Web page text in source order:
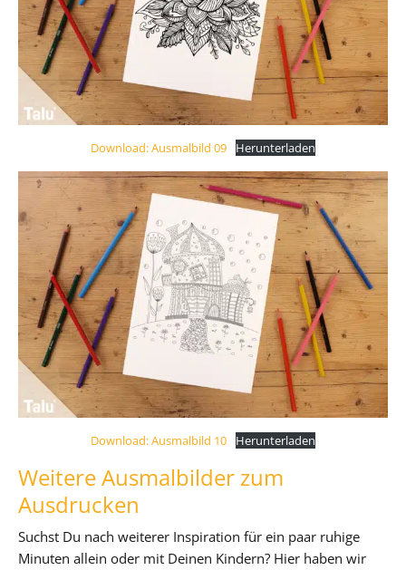
Download: Ausmalbild 09 Herunterladen
Download: Ausmalbild 10 Herunterladen
Weitere Ausmalbilder zum
Ausdrucken
Suchst Du nach weiterer Inspiration für ein paar ruhige
Minuten allein oder mit Deinen Kindern? Hier haben wir